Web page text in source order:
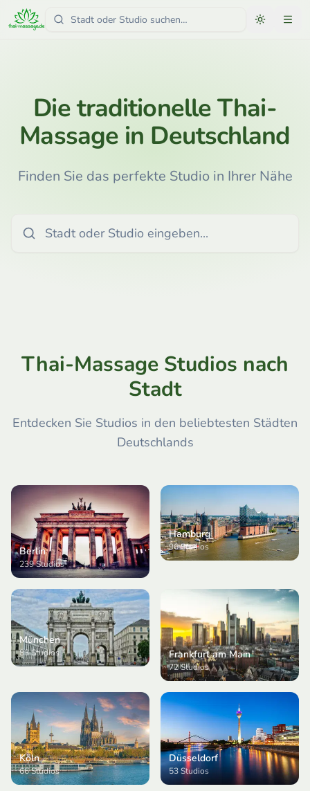
Die traditionelle Thai-
Massage in Deutschland
Finden Sie das perfekte Studio in Ihrer Nähe
Thai-Massage Studios nach
Stadt
Entdecken Sie Studios in den beliebtesten Städten
Deutschlands
Berlin
239Studios
Hamburg
96Studios
München
83Studios Frankfurt am Main
72Studios
Köln
66Studios
Düsseldorf
53Studios